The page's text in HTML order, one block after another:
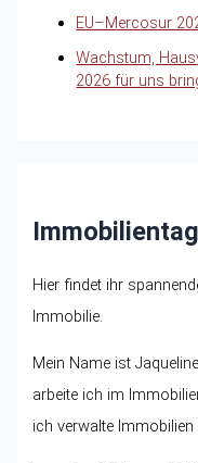
EU–Mercosur
Wachstum,
2026 für uns
Hier findet ihr
Immobilie.
Mein Name ist
arbeite ich im
ich verwalte